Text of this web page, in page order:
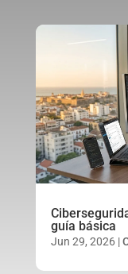
guía básica
Jun 29, 2026|